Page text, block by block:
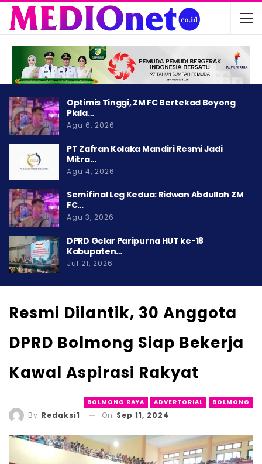
Optimis Tinggi, ZM FC Bertekad Boyong
Piala…
Agu 6, 2026
PT Zafran Kolaka Mandiri Resmi Jadi
Mitra…
Agu 4, 2026
Semifinal Leg Kedua: Ridwan Abdullah ZM
FC…
Agu 3, 2026
DPRD Gelar Paripurna HUT ke-18
Kabupaten…
Jul 21, 2026
Resmi Dilantik, 30 Anggota
DPRD Bolmong Siap Bekerja
Kawal Aspirasi Rakyat
BOLMONG RAYA ADVERTORIAL BOLMONG
By Redaksi1 On Sep 11, 2024